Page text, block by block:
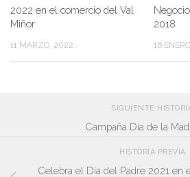
2022 en el comercio del Val
Miñor
11 MARZO, 2022
2018
16
SIGUIENTE
Campaña Día de la
HISTORIA PREVIA
Celebra el Día del Padre 2021 en